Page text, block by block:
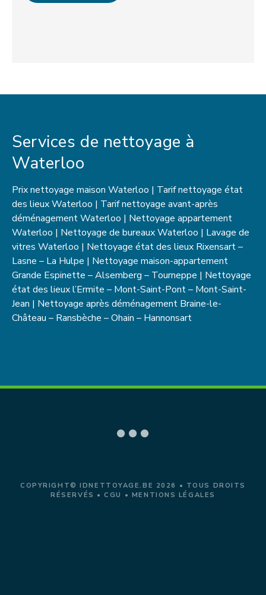
Services de nettoyage à
Waterloo
Prix nettoyage maison Waterloo | Tarif nettoyage état
des lieux Waterloo | Tarif nettoyage avant-après
déménagement Waterloo | Nettoyage appartement
Waterloo | Nettoyage de bureaux Waterloo | Lavage de
vitres Waterloo | Nettoyage état des lieux Rixensart –
Lasne – La Hulpe | Nettoyage maison-appartement
Grande Espinette – Alsemberg – Tourneppe | Nettoyage
état des lieux l’Ermite – Mont-Saint-Pont – Mont-Saint-
Jean | Nettoyage après déménagement Braine-le-
Château – Ransbèche – Ohain – Hannonsart
COPYRIGHT© IDNETTOYAGE.BE 2026 • TOUS DROITS
RÉSERVÉS •CGU • MENTIONS LÉGALES